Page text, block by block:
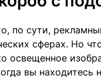
по сути,
сферах. Но
освещенное
вы находитесь